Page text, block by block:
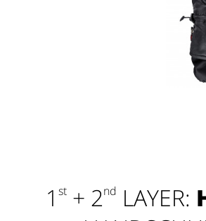
1 st + 2nd LAYER: